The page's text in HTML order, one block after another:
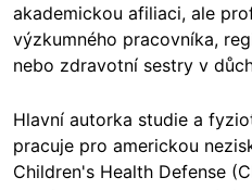
akademickou afiliaci, ale
výzkumného pracovníka,
nebo zdravotní sestry v
Hlavní autorka studie a
pracuje pro americkou
Children's Health Defense